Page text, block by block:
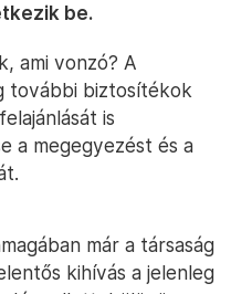
be.
ami vonzó? A
további biztosítékok
is
a megegyezést és a
már a társaság
kihívás a jelenleg